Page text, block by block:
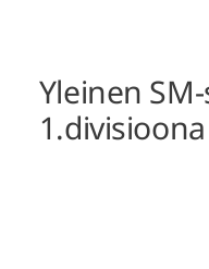
Yleinen
1.divisioona